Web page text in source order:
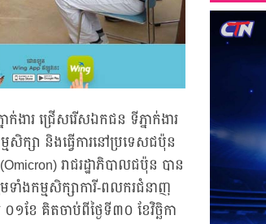
ារ ជ្រើសរើសឯកជន ទីភ្នាក់ងារ
ក្សា និងធ្វើការនៅប្រទេសជប៉ុន
រាជរដ្ឋាភិបាលជប៉ុន បាន
ទាំងកម្មសិក្សាការី-ពលករជំនាញ
ខែ គិតចាប់ពីថ្ងៃទី៣០ ខែវិច្ឆិកា